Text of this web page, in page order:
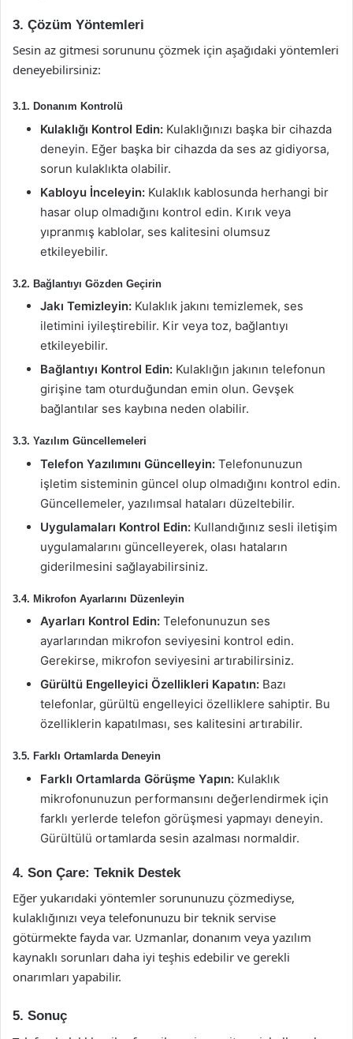
3. Çözüm Yöntemleri
Sesin az gitmesi sorununu çözmek için aşağıdaki yöntemleri
deneyebilirsiniz:
3.1. Donanım Kontrolü
Kulaklığı Kontrol Edin: Kulaklığınızı başka bir cihazda
deneyin. Eğer başka bir cihazda da ses az gidiyorsa,
sorun kulaklıkta olabilir.
Kabloyu İnceleyin: Kulaklık kablosunda herhangi bir
hasar olup olmadığını kontrol edin. Kırık veya
yıpranmış kablolar, ses kalitesini olumsuz
etkileyebilir.
3.2. Bağlantıyı Gözden Geçirin
Jakı Temizleyin: Kulaklık jakını temizlemek, ses
iletimini iyileştirebilir. Kir veya toz, bağlantıyı
etkileyebilir.
Bağlantıyı Kontrol Edin: Kulaklığın jakının telefonun
girişine tam oturduğundan emin olun. Gevşek
bağlantılar ses kaybına neden olabilir.
3.3. Yazılım Güncellemeleri
Telefon Yazılımını Güncelleyin: Telefonunuzun
işletim sisteminin güncel olup olmadığını kontrol edin.
Güncellemeler, yazılımsal hataları düzeltebilir.
Uygulamaları Kontrol Edin: Kullandığınız sesli iletişim
uygulamalarını güncelleyerek, olası hataların
giderilmesini sağlayabilirsiniz.
3.4. Mikrofon Ayarlarını Düzenleyin
Ayarları Kontrol Edin: Telefonunuzun ses
ayarlarından mikrofon seviyesini kontrol edin.
Gerekirse, mikrofon seviyesini artırabilirsiniz.
Gürültü Engelleyici Özellikleri Kapatın: Bazı
telefonlar, gürültü engelleyici özelliklere sahiptir. Bu
özelliklerin kapatılması, ses kalitesini artırabilir.
3.5. Farklı Ortamlarda Deneyin
Farklı Ortamlarda Görüşme Yapın: Kulaklık
mikrofonunuzun performansını değerlendirmek için
farklı yerlerde telefon görüşmesi yapmayı deneyin.
Gürültülü ortamlarda sesin azalması normaldir.
4. Son Çare: Teknik Destek
Eğer yukarıdaki yöntemler sorununuzu çözmediyse,
kulaklığınızı veya telefonunuzu bir teknik servise
götürmekte fayda var. Uzmanlar, donanım veya yazılım
kaynaklı sorunları daha iyi teşhis edebilir ve gerekli
onarımları yapabilir.
5. Sonuç